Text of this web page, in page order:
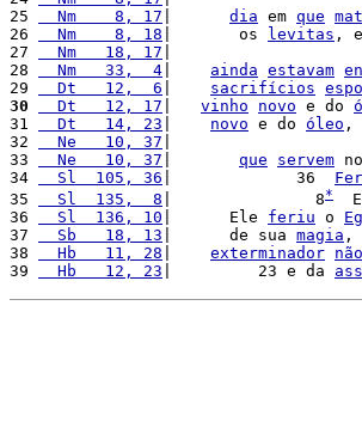
25
  Nm    8, 17
dia em que
26
  Nm    8, 18
|       os levitas ,
27
  Nm   18, 17
|
28
  Nm   33,  4
ainda estavam
29
  Dt   12,  6
sacrifícios
30
  Dt   12, 17
vinho novo e do
31
  Dt   14, 23
novo e do óleo ,
32
  Ne   10, 37
|
33
  Ne   10, 37
que servem
34
  Sl  105, 36
|             36
35
  Sl  135,  8
|               8*
36
  Sl  136, 10
|      Ele feriu o
37
  Sb   18, 13
|      de sua magia ,
38
  Hb   11, 28
exterminador não
39
  Hb   12, 23
|         23 e da